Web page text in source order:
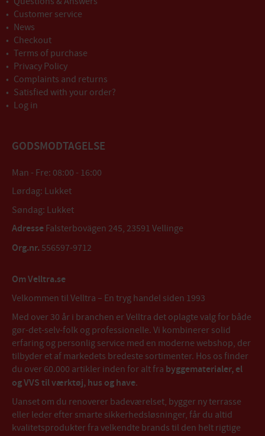
Customer service
News
Checkout
Terms of purchase
Privacy Policy
Complaints and returns
Satisfied with your order?
Log in
GODSMODTAGELSE
Man - Fre: 08:00 - 16:00
Lørdag: Lukket
Søndag: Lukket
Adresse Falsterbovägen 245, 23591 Vellinge
Org.nr. 556597-9712
Om Velltra.se
Velkommen til Velltra – En tryg handel siden 1993
Med over 30 år i branchen er Velltra det oplagte valg for både
gør-det-selv-folk og professionelle. Vi kombinerer solid
erfaring og personlig service med en moderne webshop, der
tilbyder et af markedets bredeste sortimenter. Hos os finder
du over 60.000 artikler inden for alt fra byggematerialer, el
og VVS til værktøj, hus og have.
Uanset om du renoverer badeværelset, bygger ny terrasse
eller leder efter smarte sikkerhedsløsninger, får du altid
kvalitetsprodukter fra velkendte brands til den helt rigtige